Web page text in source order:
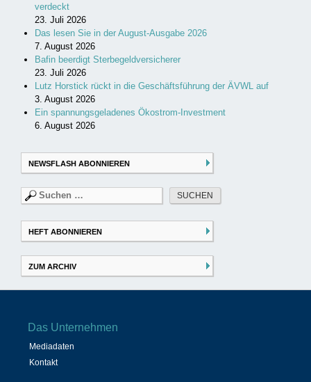
verdeckt
23. Juli 2026
Das lesen Sie in der August-Ausgabe 2026
7. August 2026
Bafin beerdigt Sterbegeldversicherer
23. Juli 2026
Lutz Horstick rückt in die Geschäftsführung der ÄVWL auf
3. August 2026
Ein spannungsgeladenes Ökostrom-Investment
6. August 2026
NEWSFLASH ABONNIEREN
Suchen
nach:
HEFT ABONNIEREN
ZUM ARCHIV
Das Unternehmen
Mediadaten
Kontakt